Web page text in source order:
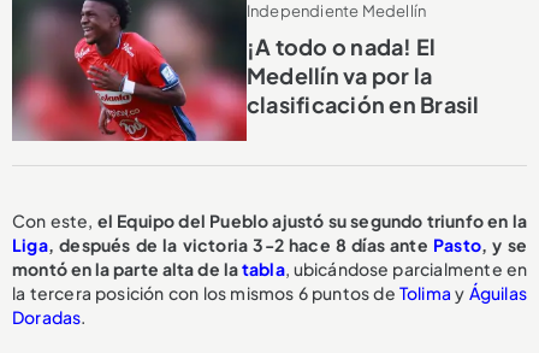
Independiente Medellín
¡A todo o nada! El
Medellín va por la
clasificación en Brasil
Con este, el Equipo del Pueblo ajustó su segundo triunfo en la
Liga, después de la victoria 3-2 hace 8 días ante Pasto, y se
montó en la parte alta de latabla, ubicándose parcialmente en
la tercera posición con los mismos 6 puntos de Tolimay Águilas
Doradas.